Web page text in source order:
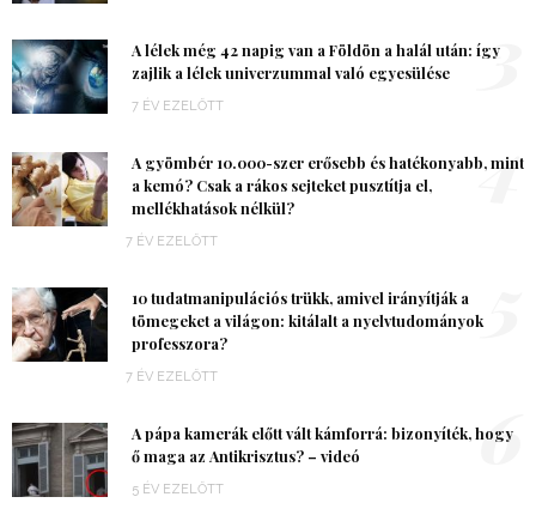
A lélek még 42 napig van a Földön a halál után: így
zajlik a lélek univerzummal való egyesülése
7 ÉV EZELŐTT
3
A gyömbér 10.000-szer erősebb és hatékonyabb, mint
a kemó? Csak a rákos sejteket pusztítja el,
mellékhatások nélkül?
7 ÉV EZELŐTT
4
10 tudatmanipulációs trükk, amivel irányítják a
tömegeket a világon: kitálalt a nyelvtudományok
professzora?
7 ÉV EZELŐTT
A pápa kamerák előtt vált kámforrá: bizonyíték, hogy
ő maga az Antikrisztus? – videó
5 ÉV EZELŐTT
6